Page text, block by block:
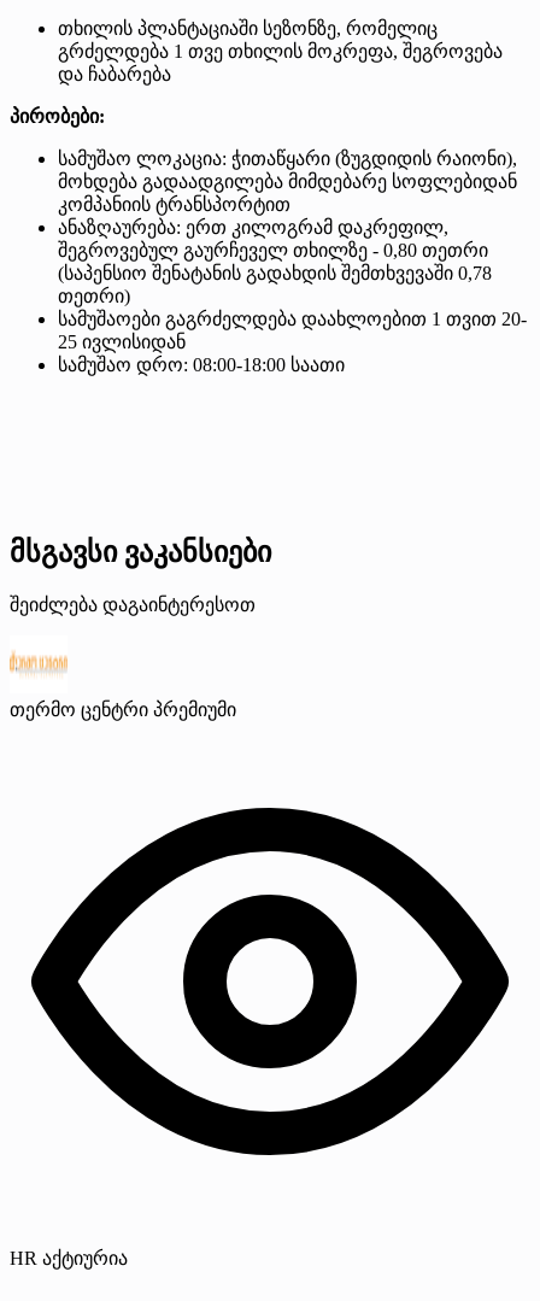
თხილის პლანტაციაში სეზონზე, რომელიც
გრძელდება 1 თვე თხილის მოკრეფა, შეგროვება
და ჩაბარება
პირობები:
სამუშაო ლოკაცია: ჭითაწყარი (ზუგდიდის რაიონი),
მოხდება გადაადგილება მიმდებარე სოფლებიდან
კომპანიის ტრანსპორტით
ანაზღაურება: ერთ კილოგრამ დაკრეფილ,
შეგროვებულ გაურჩეველ თხილზე - 0,80 თეთრი
(საპენსიო შენატანის გადახდის შემთხვევაში 0,78
თეთრი)
სამუშაოები გაგრძელდება დაახლოებით 1 თვით 20-
25 ივლისიდან
სამუშაო დრო: 08:00-18:00 საათი
მსგავსი ვაკანსიები
შეიძლება დაგაინტერესოთ
თერმო ცენტრი პრემიუმი
HR აქტიურია